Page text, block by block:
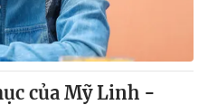
của Mỹ Linh -